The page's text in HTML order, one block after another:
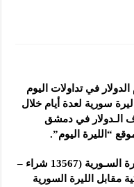
في تداولات اليوم
بعد أن تجاوز حاجز الـ 12 ألف ليرة سورية لعدة أيام خلال
الـدولار في دمشق
كما سجل سعر صرف اليورو أمام الليـرة السـورية (13567 شراء –
مقابل الليرة السورية